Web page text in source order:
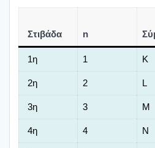
Στι­βά­δα n
1η 1 K
2η 2 L
3η 3 M
4η 4 N